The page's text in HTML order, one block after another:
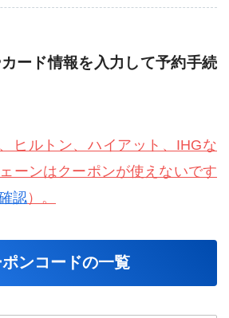
ード情報を入力して予約手続
ヒルトン、ハイアット、IHGな
ーンはクーポンが使えないです
認）。
ンコードの一覧